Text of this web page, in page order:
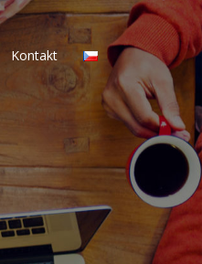
Kontakt